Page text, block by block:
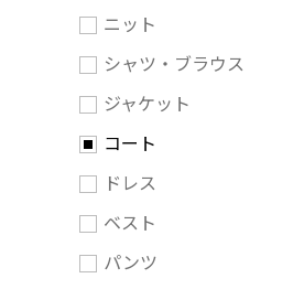
ニット
シャツ・ブラウス
ジャケット
コート
ドレス
ベスト
パンツ